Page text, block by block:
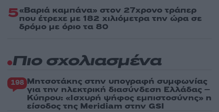
5«Βαριά καμπάνα» στον 27χρονο τράπερ
που έτρεχε με 182 χιλιόμετρα την ώρα σε
δρόμο με όριο τα 80
Πιο σχολιασμένα
198 Μητσοτάκης στην υπογραφή συμφωνίας
για την ηλεκτρική διασύνδεση Ελλάδας –
Κύπρου: «Ισχυρή ψήφος εμπιστοσύνης» η
είσοδος της Meridiam στην GSI